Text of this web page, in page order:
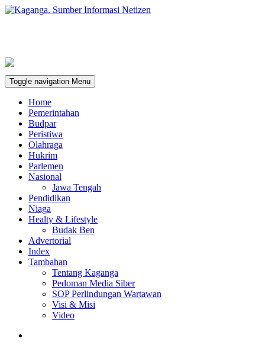
Toggle navigation Menu
Home
Pemerintahan
Budpar
Peristiwa
Olahraga
Hukrim
Parlemen
Nasional
Jawa Tengah
Pendidikan
Niaga
Healty & Lifestyle
Budak Ben
Advertorial
Index
Tambahan
Tentang Kaganga
Pedoman Media Siber
SOP Perlindungan Wartawan
Visi & Misi
Video